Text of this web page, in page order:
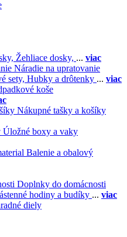
Žehliace dosky, ... viac
Náradie na upratovanie
sety, Hubky a drôtenky ... viac
koše
Nákupné tašky a košíky
Úložné boxy a vaky
Balenie a obalový
Doplnky do domácnosti
hodiny a budíky ... viac
diely